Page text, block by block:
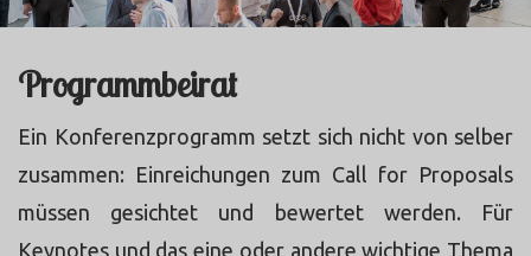
Programmbeirat
Ein Konferenzprogramm setzt sich nicht von selber
zusammen: Einreichungen zum Call for Proposals
müssen gesichtet und bewertet werden. Für
Keynotes und das eine oder andere wichtige Thema